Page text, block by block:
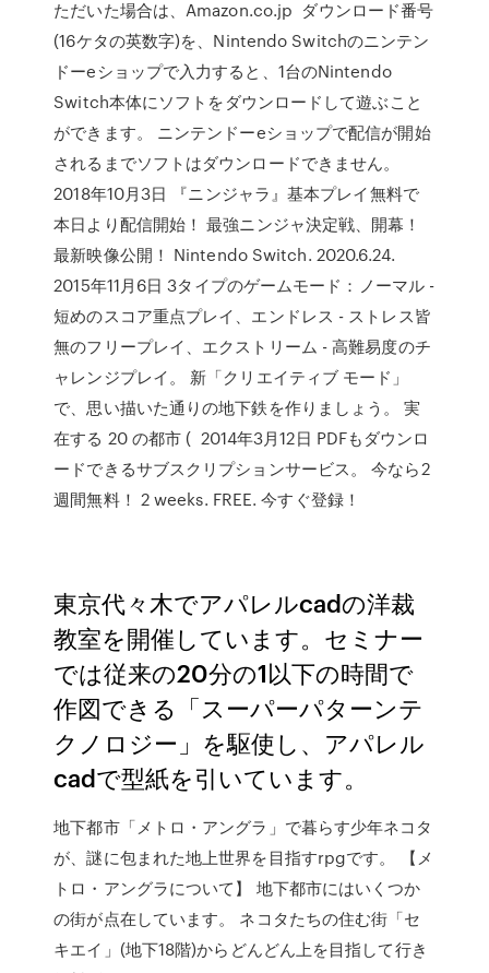
ただいた場合は、Amazon.co.jp ダウンロード番号
(16ケタの英数字)を、Nintendo Switchのニンテン
ドーeショップで入力すると、1台のNintendo
Switch本体にソフトをダウンロードして遊ぶこと
ができます。 ニンテンドーeショップで配信が開始
されるまでソフトはダウンロードできません。
2018年10月3日 『ニンジャラ』基本プレイ無料で
本日より配信開始！ 最強ニンジャ決定戦、開幕！
最新映像公開！ Nintendo Switch. 2020.6.24.
2015年11月6日 3タイプのゲームモード：ノーマル -
短めのスコア重点プレイ、エンドレス - ストレス皆
無のフリープレイ、エクストリーム - 高難易度のチ
ャレンジプレイ。 新「クリエイティブ モード」
で、思い描いた通りの地下鉄を作りましょう。 実
在する 20 の都市 ( 2014年3月12日 PDFもダウンロ
ードできるサブスクリプションサービス。 今なら2
週間無料！ 2 weeks. FREE. 今すぐ登録！
東京代々木でアパレルcadの洋裁
教室を開催しています。セミナー
では従来の20分の1以下の時間で
作図できる「スーパーパターンテ
クノロジー」を駆使し、アパレル
cadで型紙を引いています。
地下都市「メトロ・アングラ」で暮らす少年ネコタ
が、謎に包まれた地上世界を目指すrpgです。 【メ
トロ・アングラについて】 地下都市にはいくつか
の街が点在しています。 ネコタたちの住む街「セ
キエイ」(地下18階)からどんどん上を目指して行き